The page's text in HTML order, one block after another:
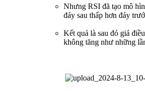
Nhưng RSI đã tạo mô
đáy sau thấp hơn đáy
Kết quả là sau đó giá
không tăng như những